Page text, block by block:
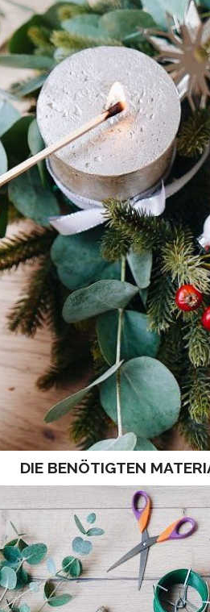
DIE BENÖTIGTEN